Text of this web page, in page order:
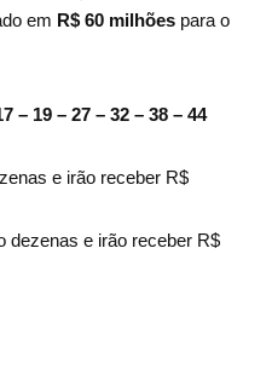
em R$ 60 milhões para o
– 19 – 27 – 32 – 38 – 44
e irão receber R$
dezenas e irão receber R$